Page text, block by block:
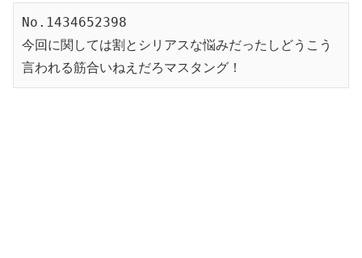
No.1434652398
今回に関しては割とシリアスな悩みだったしどうこう
言われる筋合いねえだろマスタング！